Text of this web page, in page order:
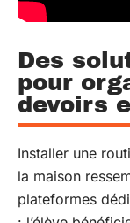
Des
pour
devoirs
Installer une
la maison
plateformes